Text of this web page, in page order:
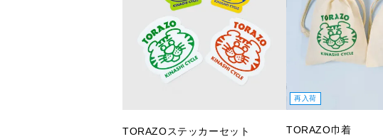
TORAZOステッカーセット
再入荷
TORAZO巾着